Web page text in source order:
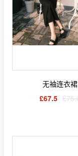
无袖连衣裙
£67.5